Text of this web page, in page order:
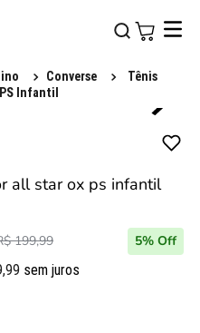
Converse
Tênis
Infantil
all star ox ps infantil
199,99 5% Off
,99 sem juros